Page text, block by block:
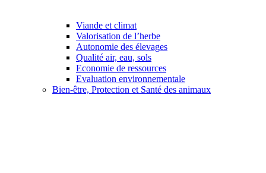
Viande et climat
Valorisation de l’herbe
Autonomie des élevages
Qualité air, eau, sols
Economie de ressources
Evaluation environnementale
Bien-être, Protection et Santé des animaux